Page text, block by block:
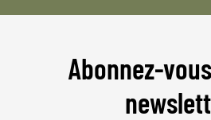
Abonnez-